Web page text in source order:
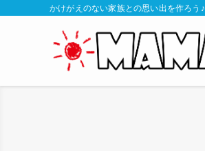
かけがえのない家族との思い出を作ろう♪